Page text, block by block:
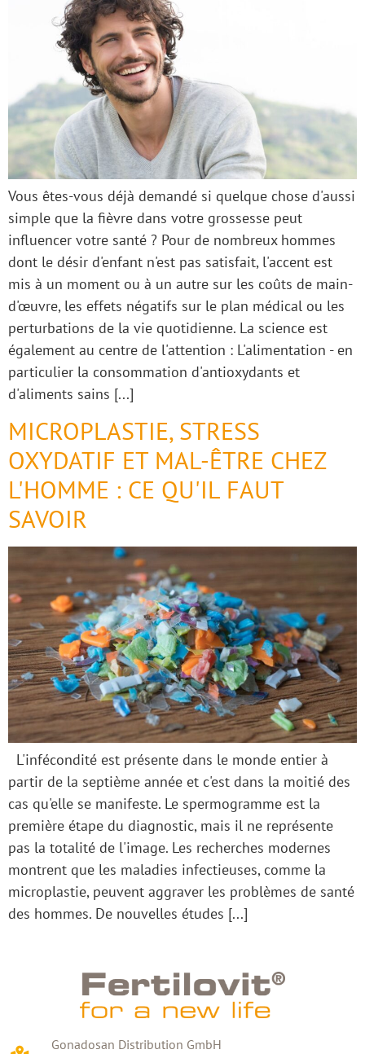
Vous êtes-vous déjà demandé si quelque chose d'aussi
simple que la fièvre dans votre grossesse peut
influencer votre santé ? Pour de nombreux hommes
dont le désir d'enfant n'est pas satisfait, l'accent est
mis à un moment ou à un autre sur les coûts de main-
d'œuvre, les effets négatifs sur le plan médical ou les
perturbations de la vie quotidienne. La science est
également au centre de l'attention : L'alimentation - en
particulier la consommation d'antioxydants et
d'aliments sains [...]
MICROPLASTIE, STRESS
OXYDATIF ET MAL-ÊTRE CHEZ
L'HOMME : CE QU'IL FAUT
SAVOIR
L'infécondité est présente dans le monde entier à
partir de la septième année et c'est dans la moitié des
cas qu'elle se manifeste. Le spermogramme est la
première étape du diagnostic, mais il ne représente
pas la totalité de l'image. Les recherches modernes
montrent que les maladies infectieuses, comme la
microplastie, peuvent aggraver les problèmes de santé
des hommes. De nouvelles études [...]
Gonadosan Distribution GmbH